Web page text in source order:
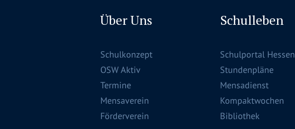
Über Uns
Schulkonzept
OSW Aktiv
Termine
Mensaverein
Förderverein
Schulleben
Schulportal Hessen
Stundenpläne
Mensadienst
Kompaktwochen
Bibliothek